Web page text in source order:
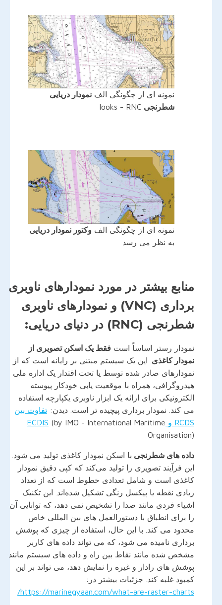
نمونه ای از چگونگی الف نمودار دریایی
شطرنجی looks - RNC
نمونه ای از چگونگی الف وکتور نمودار دریایی
به نظر می رسد
منابع بیشتر در مورد نمودارهای ناوبری
برداری (VNC) و نمودارهای ناوبری
شطرنجی (RNC) در دنیای دریایی:
نمودار رستر اساساً است فقط یک اسکن تصویری از
نمودار کاغذی . این یک سیستم مبتنی بر رایانه است که از
نمودارهای صادر شده توسط یا تحت اقتدار یک اداره ملی
هیدروگرافی، همراه با موقعیت یابی خودکار پیوسته
الکترونیکی برای ارائه یک ابزار ناوبری یکپارچه استفاده
می کند. نمودار برداری پیچیده تر است. دیدن: تفاوت بین
RCDS و ECDIS
(by IMO - International Maritime
Organisation)
داده های شطرنجی با اسکن نمودار کاغذی تولید می شود.
این فرآیند تصویری را تولید می‌کند که کپی دقیق نمودار
کاغذی است و شامل تعدادی خطوط است که از تعداد
زیادی نقطه یا پیکسل رنگی تشکیل شده‌اند. این تکنیک
اشیاء فردی مانند صدا را تشخیص نمی دهد، که توانایی آن
را برای انطباق با دستورالعمل های بین المللی خاص
محدود می کند. با این حال، استفاده از چیزی که پوشش
برداری نامیده می شود، که می تواند داده های کاربر
مشخص شده مانند نقاط بین راه و داده های سیستم مانند
پوشش های رادار و غیره را نمایش دهد، می تواند بر این
کمبود غلبه کند. جزئیات بیشتر در:
https://marinegyaan.com/what-are-raster-charts/